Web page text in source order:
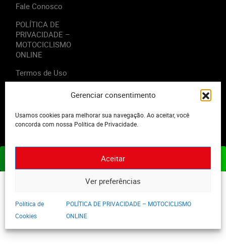
Gerenciar consentimento
Usamos cookies para melhorar sua navegação. Ao aceitar, você
concorda com nossa Política de Privacidade.
Aceitar
Ver preferências
Política de
Cookies
POLÍTICA DE PRIVACIDADE – MOTOCICLISMO
ONLINE
Fale Conosco
POLÍTICA DE
PRIVACIDADE –
MOTOCICLISMO
ONLINE
Termos de Uso
2023 - Editora Motor Midia. Todos os direitos reservados.
ASSINE JÁ